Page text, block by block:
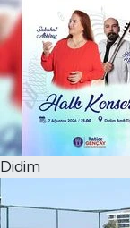
Didim